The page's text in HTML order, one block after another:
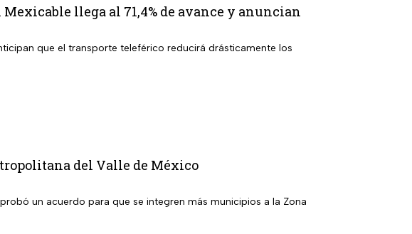
llega al 71,4% de avance y anuncian
que el transporte teleférico reducirá drásticamente los
del Valle de México
un acuerdo para que se integren más municipios a la Zona